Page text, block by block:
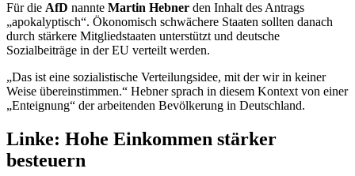
Für die AfD nannte Martin Hebner den Inhalt des Antrags
„apokalyptisch“. Ökonomisch schwächere Staaten sollten danach
durch stärkere Mitgliedstaaten unterstützt und deutsche
Sozialbeiträge in der EU verteilt werden.
„Das ist eine sozialistische Verteilungsidee, mit der wir in keiner
Weise übereinstimmen.“ Hebner sprach in diesem Kontext von einer
„Enteignung“ der arbeitenden Bevölkerung in Deutschland.
Linke: Hohe Einkommen stärker
besteuern